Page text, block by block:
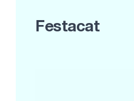
Festacat